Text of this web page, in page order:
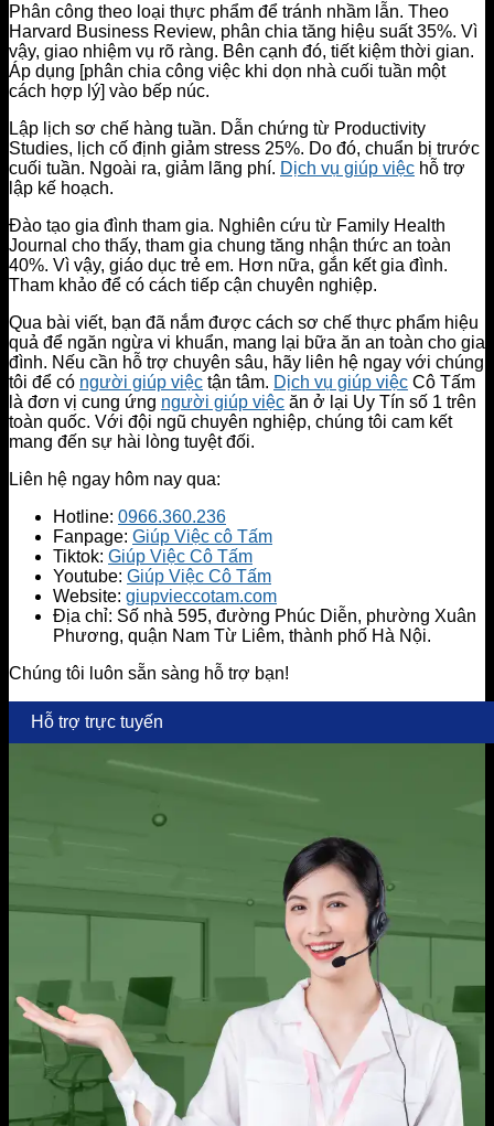
Phân công theo loại thực phẩm để tránh nhầm lẫn. Theo
Harvard Business Review, phân chia tăng hiệu suất 35%. Vì
vậy, giao nhiệm vụ rõ ràng. Bên cạnh đó, tiết kiệm thời gian.
Áp dụng [phân chia công việc khi dọn nhà cuối tuần một
cách hợp lý] vào bếp núc.
Lập lịch sơ chế hàng tuần. Dẫn chứng từ Productivity
Studies, lịch cố định giảm stress 25%. Do đó, chuẩn bị trước
cuối tuần. Ngoài ra, giảm lãng phí. Dịch vụ giúp việc hỗ trợ
lập kế hoạch.
Đào tạo gia đình tham gia. Nghiên cứu từ Family Health
Journal cho thấy, tham gia chung tăng nhận thức an toàn
40%. Vì vậy, giáo dục trẻ em. Hơn nữa, gắn kết gia đình.
Tham khảo để có cách tiếp cận chuyên nghiệp.
Qua bài viết, bạn đã nắm được cách sơ chế thực phẩm hiệu
quả để ngăn ngừa vi khuẩn, mang lại bữa ăn an toàn cho gia
đình. Nếu cần hỗ trợ chuyên sâu, hãy liên hệ ngay với chúng
tôi để có người giúp việc tận tâm. Dịch vụ giúp việc Cô Tấm
là đơn vị cung ứng người giúp việc ăn ở lại Uy Tín số 1 trên
toàn quốc. Với đội ngũ chuyên nghiệp, chúng tôi cam kết
mang đến sự hài lòng tuyệt đối.
Liên hệ ngay hôm nay qua:
Hotline: 0966.360.236
Fanpage: Giúp Việc cô Tấm
Tiktok: Giúp Việc Cô Tấm
Youtube: Giúp Việc Cô Tấm
Website: giupvieccotam.com
Địa chỉ: Số nhà 595, đường Phúc Diễn, phường Xuân
Phương, quận Nam Từ Liêm, thành phố Hà Nội.
Chúng tôi luôn sẵn sàng hỗ trợ bạn!
Hỗ trợ trực tuyến